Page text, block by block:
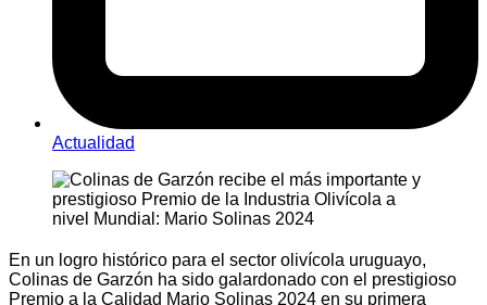
Actualidad
En un logro histórico para el sector olivícola uruguayo,
Colinas de Garzón ha sido galardonado con el prestigioso
Premio a la Calidad Mario Solinas 2024 en su primera